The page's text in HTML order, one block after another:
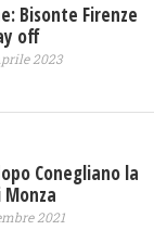
Bisonte Firenze
off
2023
Conegliano la
2021